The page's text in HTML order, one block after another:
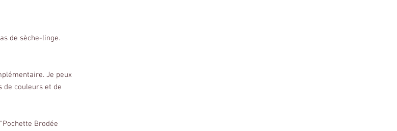
de sèche-linge.
Je peux
de couleurs et de
Brodée